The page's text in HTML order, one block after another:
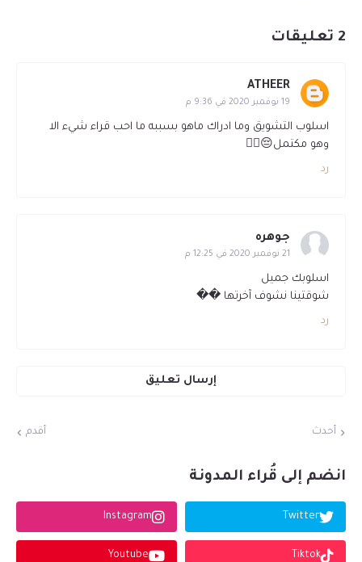
2 تعليقات
ATHEER
19 نوفمبر 2020 في 9:36 م
اسلوب التشويق وما ادراك ماهو بسببه ما احب قراء شيء الا
وهو مكتمل😔🚶‍♀️
رد
جوهره
21 نوفمبر 2020 في 12:25 م
اسلوبك جميل
شوقتينا نشوف آخرتها ��
رد
إرسال تعليق
أحدث أقدم
انضم إلى قُراء المدونة
Twitter
Instagram
Tiktok
Youtube